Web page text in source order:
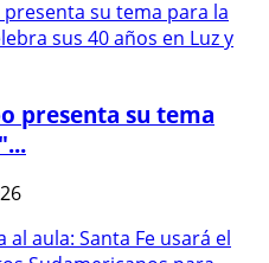
presenta su tema